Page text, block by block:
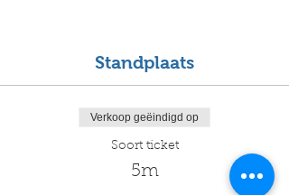
Standplaats
Verkoop geëindigd op
Soort ticket
5m